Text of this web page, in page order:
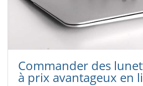
Commander des
à prix avantageux en